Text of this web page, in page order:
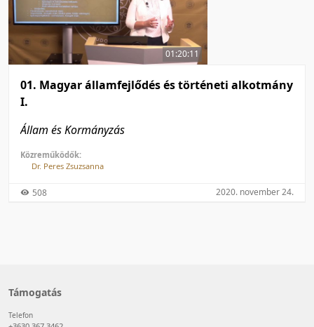
Feltöltés dátuma szerint
Feltöltés dátuma szerint
Utolsó módosítás szerint
Utolsó módosítás szerint
50 tétel/oldal
100 tétel/oldal
01:20:11
01. Magyar államfejlődés és történeti alkotmány
I.
Állam és Kormányzás
Közreműködők:
Dr. Peres Zsuzsanna
508 2020. november 24.
Támogatás
Telefon